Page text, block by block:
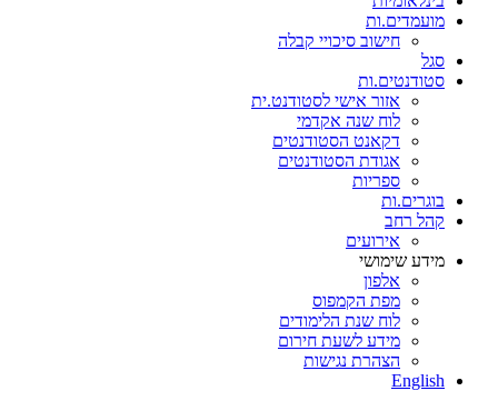
מועמדים.ות
חישוב סיכויי קבלה
סגל
סטודנטים.ות
אזור אישי לסטודנט.ית
לוח שנה אקדמי
דקאנט הסטודנטים
אגודת הסטודנטים
ספריות
בוגרים.ות
קהל רחב
אירועים
מידע שימושי
אלפון
מפת הקמפוס
לוח שנת הלימודים
מידע לשעת חירום
הצהרת נגישות
English